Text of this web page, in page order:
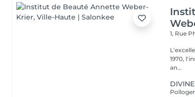
1, Rue
L'excellence
1970,
an...